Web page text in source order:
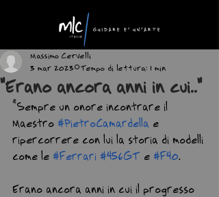
"Erano ancora anni in cui.."
Massimo Cervelli
3 mar 2023
Tempo di lettura: 1 min
“Sempre un onore incontrare il
Maestro #PietroCamardella e
ripercorrere con lui la storia di modelli
come le #Ferrari #456GT e #F40.
Erano ancora anni in cui il progresso